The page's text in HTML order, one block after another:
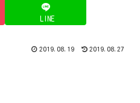
LINE
2019.08.19 2019.08.27